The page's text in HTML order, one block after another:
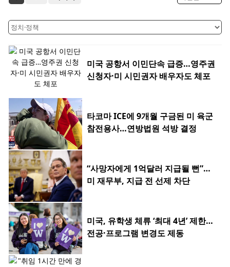
미국 공항서 이민단속 급증…영주권
신청자·미 시민권자 배우자도 체포
타코마 ICE에 9개월 구금된 미 육군
참전용사…연방법원 석방 결정
“사망자에게 1억달러 지급될 뻔”…
미 재무부, 지급 전 선제 차단
미국, 유학생 체류 ‘최대 4년’ 제한…
전공·프로그램 변경도 제동